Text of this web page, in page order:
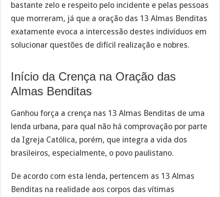
bastante zelo e respeito pelo incidente e pelas pessoas
que morreram, já que a oração das 13 Almas Benditas
exatamente evoca a intercessão destes indivíduos em
solucionar questões de difícil realização e nobres.
Início da Crença na Oração das
Almas Benditas
Ganhou força a crença nas 13 Almas Benditas de uma
lenda urbana, para qual não há comprovação por parte
da Igreja Católica, porém, que integra a vida dos
brasileiros, especialmente, o povo paulistano.
De acordo com esta lenda, pertencem as 13 Almas
Benditas na realidade aos corpos das vítimas